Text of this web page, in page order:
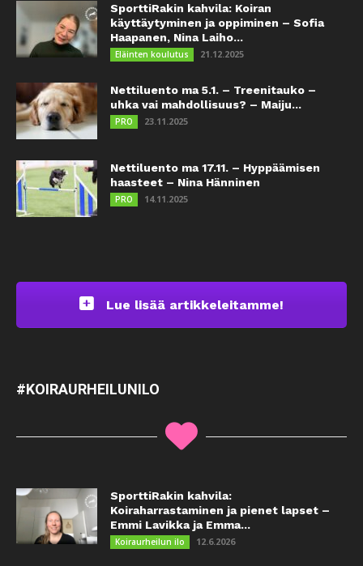
SporttiRakin kahvila: Koiran
käyttäytyminen ja oppiminen – Sofia
Haapanen, Nina Laiho...
Eläinten koulutus 21.12.2025
Nettiluento ma 5.1. – Treenitauko –
uhka vai mahdollisuus? – Maiju...
PRO 23.11.2025
Nettiluento ma 17.11. – Hyppäämisen
haasteet – Nina Hänninen
PRO 14.11.2025
Lue lisää artikkeleitamme!
#KOIRAURHEILUNILO
SporttiRakin kahvila:
Koiraharrastaminen ja pienet lapset –
Emmi Lavikka ja Emma...
Koiraurheilun ilo 12.6.2026